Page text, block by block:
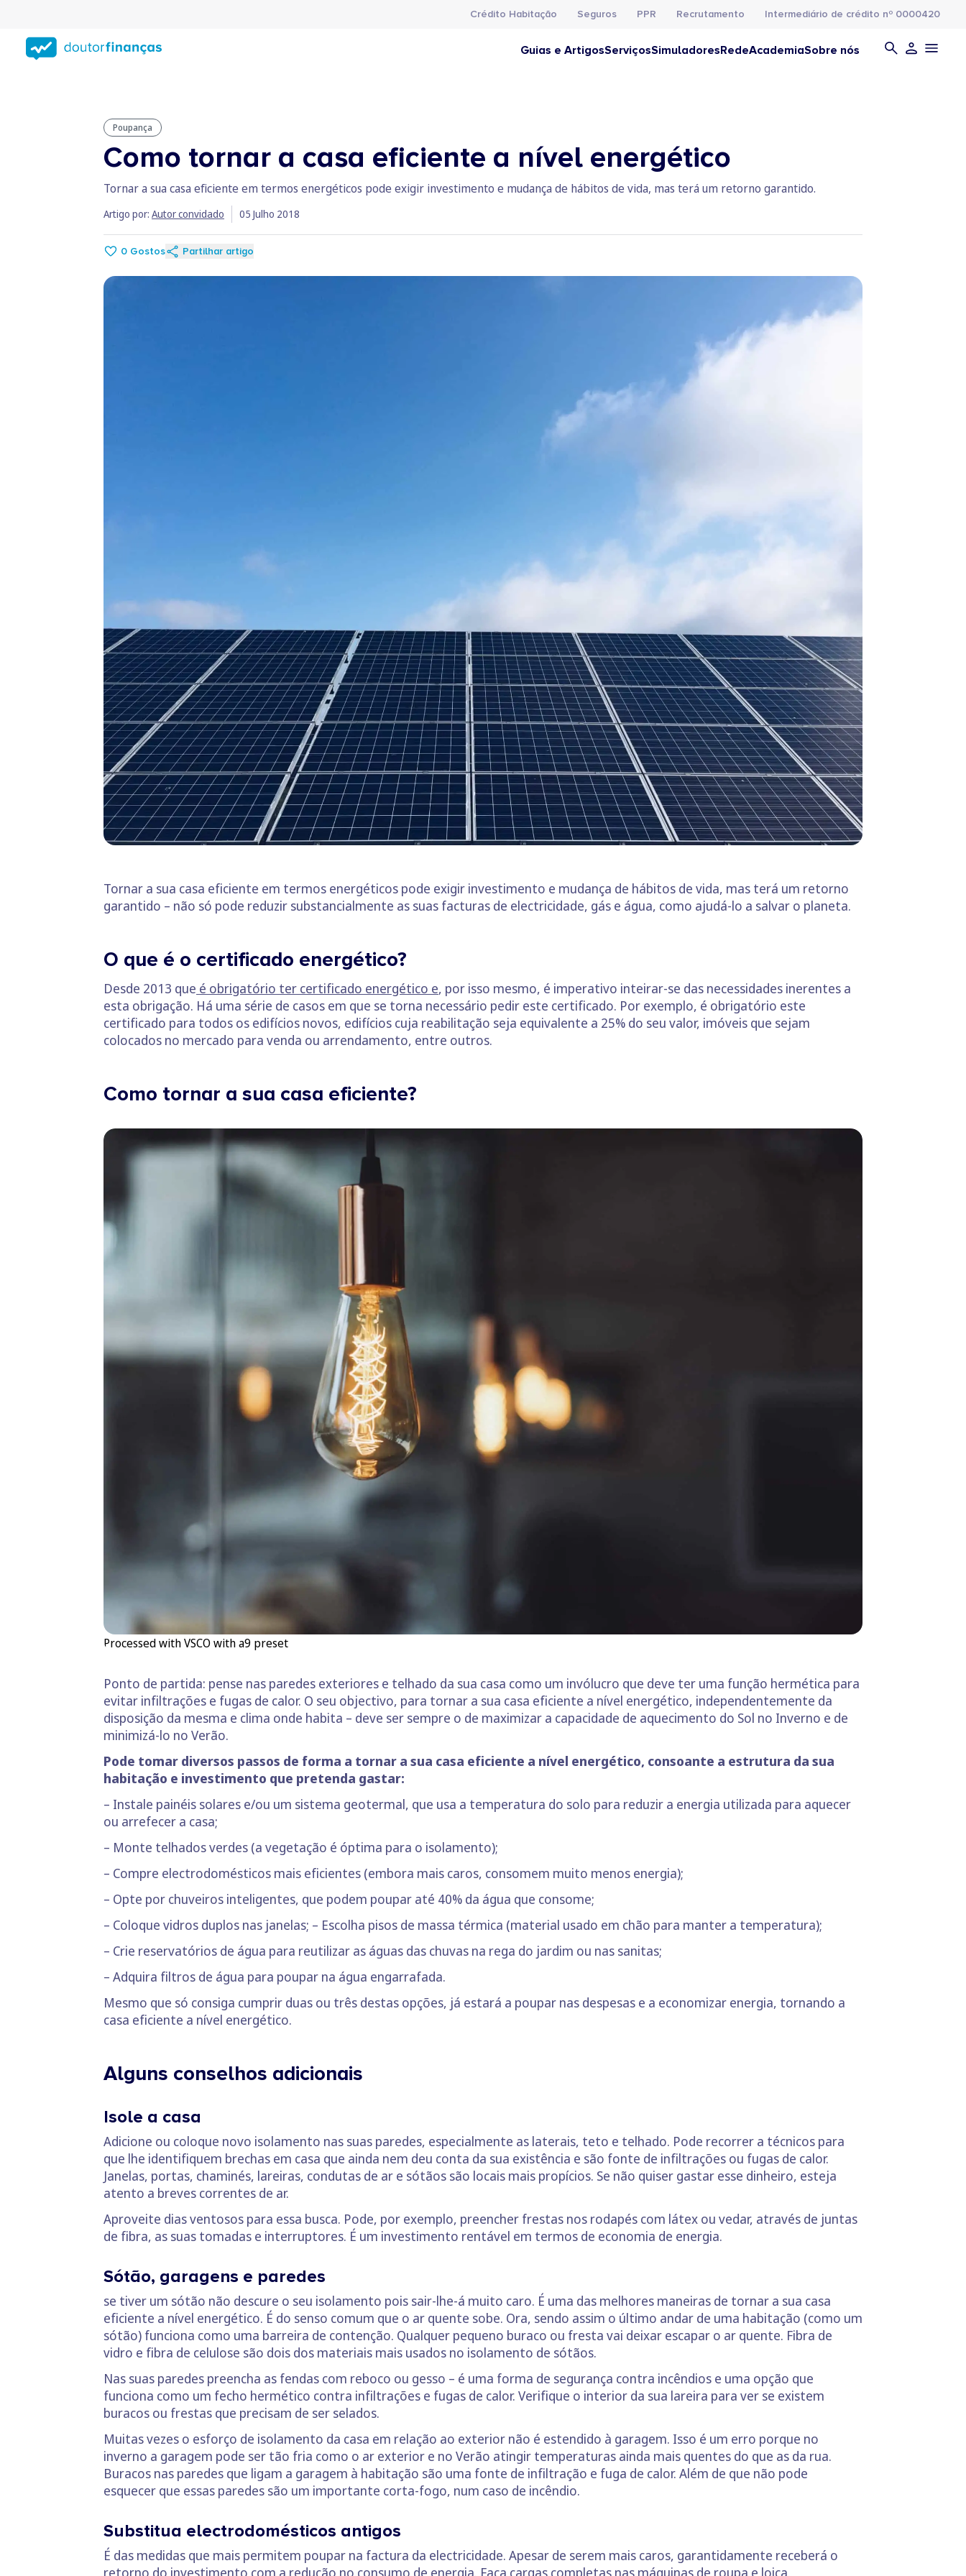
conteúdo
principal
Crédito Habitação Seguros PPR Recrutamento Intermediário de crédito nº 0000420
Guias e ArtigosServiçosSimuladoresRedeAcademiaSobre nós
Poupança
Como tornar a casa eficiente a nível energético
Tornar a sua casa eficiente em termos energéticos pode exigir investimento e mudança de hábitos de vida, mas terá um retorno garantido.
Artigo por: Autor convidado 05 Julho 2018
0 Gostos Partilhar artigo
Tornar a sua casa eficiente em termos energéticos pode exigir investimento e mudança de hábitos de vida, mas terá um retorno
garantido – não só pode reduzir substancialmente as suas facturas de electricidade, gás e água, como ajudá-lo a salvar o planeta.
O que é o certificado energético?
Desde 2013 que é obrigatório ter certificado energético e, por isso mesmo, é imperativo inteirar-se das necessidades inerentes a
esta obrigação. Há uma série de casos em que se torna necessário pedir este certificado. Por exemplo, é obrigatório este
certificado para todos os edifícios novos, edifícios cuja reabilitação seja equivalente a 25% do seu valor, imóveis que sejam
colocados no mercado para venda ou arrendamento, entre outros.
Como tornar a sua casa eficiente?
Processed with VSCO with a9 preset
Ponto de partida: pense nas paredes exteriores e telhado da sua casa como um invólucro que deve ter uma função hermética para
evitar infiltrações e fugas de calor. O seu objectivo, para tornar a sua casa eficiente a nível energético, independentemente da
disposição da mesma e clima onde habita – deve ser sempre o de maximizar a capacidade de aquecimento do Sol no Inverno e de
minimizá-lo no Verão.
Pode tomar diversos passos de forma a tornar a sua casa eficiente a nível energético, consoante a estrutura da sua
habitação e investimento que pretenda gastar:
– Instale painéis solares e/ou um sistema geotermal, que usa a temperatura do solo para reduzir a energia utilizada para aquecer
ou arrefecer a casa;
– Monte telhados verdes (a vegetação é óptima para o isolamento);
– Compre electrodomésticos mais eficientes (embora mais caros, consomem muito menos energia);
– Opte por chuveiros inteligentes, que podem poupar até 40% da água que consome;
– Coloque vidros duplos nas janelas; – Escolha pisos de massa térmica (material usado em chão para manter a temperatura);
– Crie reservatórios de água para reutilizar as águas das chuvas na rega do jardim ou nas sanitas;
– Adquira filtros de água para poupar na água engarrafada.
Mesmo que só consiga cumprir duas ou três destas opções, já estará a poupar nas despesas e a economizar energia, tornando a
casa eficiente a nível energético.
Alguns conselhos adicionais
Isole a casa
Adicione ou coloque novo isolamento nas suas paredes, especialmente as laterais, teto e telhado. Pode recorrer a técnicos para
que lhe identifiquem brechas em casa que ainda nem deu conta da sua existência e são fonte de infiltrações ou fugas de calor.
Janelas, portas, chaminés, lareiras, condutas de ar e sótãos são locais mais propícios. Se não quiser gastar esse dinheiro, esteja
atento a breves correntes de ar.
Aproveite dias ventosos para essa busca. Pode, por exemplo, preencher frestas nos rodapés com látex ou vedar, através de juntas
de fibra, as suas tomadas e interruptores. É um investimento rentável em termos de economia de energia.
Sótão, garagens e paredes
se tiver um sótão não descure o seu isolamento pois sair-lhe-á muito caro. É uma das melhores maneiras de tornar a sua casa
eficiente a nível energético. É do senso comum que o ar quente sobe. Ora, sendo assim o último andar de uma habitação (como um
sótão) funciona como uma barreira de contenção. Qualquer pequeno buraco ou fresta vai deixar escapar o ar quente. Fibra de
vidro e fibra de celulose são dois dos materiais mais usados no isolamento de sótãos.
Nas suas paredes preencha as fendas com reboco ou gesso – é uma forma de segurança contra incêndios e uma opção que
funciona como um fecho hermético contra infiltrações e fugas de calor. Verifique o interior da sua lareira para ver se existem
buracos ou frestas que precisam de ser selados.
Muitas vezes o esforço de isolamento da casa em relação ao exterior não é estendido à garagem. Isso é um erro porque no
inverno a garagem pode ser tão fria como o ar exterior e no Verão atingir temperaturas ainda mais quentes do que as da rua.
Buracos nas paredes que ligam a garagem à habitação são uma fonte de infiltração e fuga de calor. Além de que não pode
esquecer que essas paredes são um importante corta-fogo, num caso de incêndio.
Substitua electrodomésticos antigos
É das medidas que mais permitem poupar na factura da electricidade. Apesar de serem mais caros, garantidamente receberá o
retorno do investimento com a redução no consumo de energia. Faça cargas completas nas máquinas de roupa e loiça.